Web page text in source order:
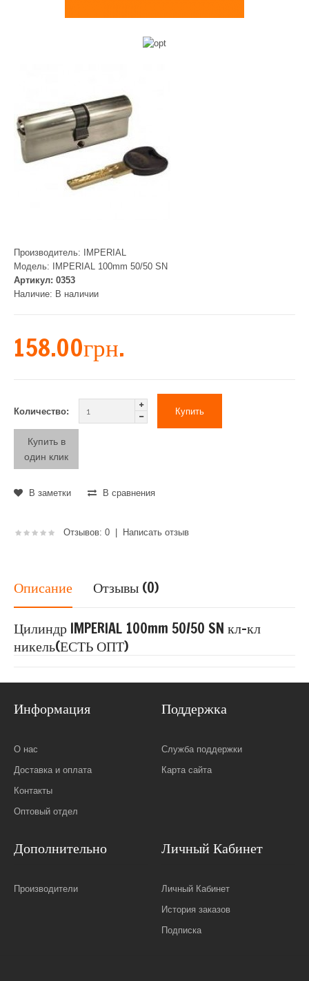
Производитель:
IMPERIAL
Модель: IMPERIAL 100mm 50/50 SN
Артикул: 0353
Наличие: В наличии
158.00грн.
Количество:
Купить в
один клик
В заметки В сравнения
Отзывов: 0 | Написать отзыв
Описание Отзывы (0)
Цилиндр IMPERIAL 100mm 50/50 SN кл-кл
никель(ЕСТЬ ОПТ)
Информация
О нас
Доставка и оплата
Контакты
Оптовый отдел
Поддержка
Служба поддержки
Карта сайта
Дополнительно
Производители
Личный Кабинет
Личный Кабинет
История заказов
Подписка